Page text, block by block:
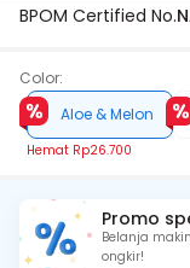
BPOM Certified No.
Color:
Aloe & Melon
Hemat Rp26.700
Promo
Belanja
ongkir!